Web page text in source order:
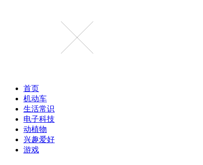
首页
机动车
生活常识
电子科技
动植物
兴趣爱好
游戏